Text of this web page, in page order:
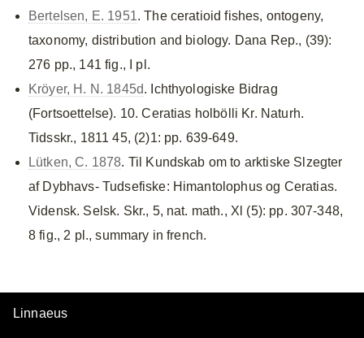
Bertelsen, E. 1951. The ceratioid fishes, ontogeny,
taxonomy, distribution and biology. Dana Rep., (39):
276 pp., 141 fig., I pl.
Kröyer, H. N. 1845d. Ichthyologiske Bidrag
(Fortsoettelse). 10. Ceratias holbölli Kr. Naturh.
Tidsskr., 1811 45, (2)1: pp. 639-649.
Lütken, C. 1878. Til Kundskab om to arktiske Slzegter
af Dybhavs- Tudsefiske: Himantolophus og Ceratias.
Vidensk. Selsk. Skr., 5, nat. math., Xl (5): pp. 307-348,
8 fig., 2 pl., summary in french.
Linnaeus